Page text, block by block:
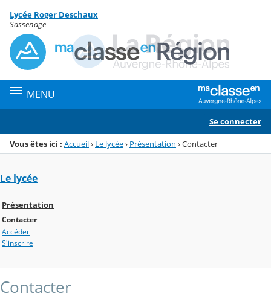
Menu de la rubrique
Contenu
Lycée Roger Deschaux
Sassenage
MENU
Se connecter
Vous êtes ici : Accueil› Le lycée› Présentation ›Contacter
Le lycée
Présentation
Contacter
Accéder
S'inscrire
Contacter